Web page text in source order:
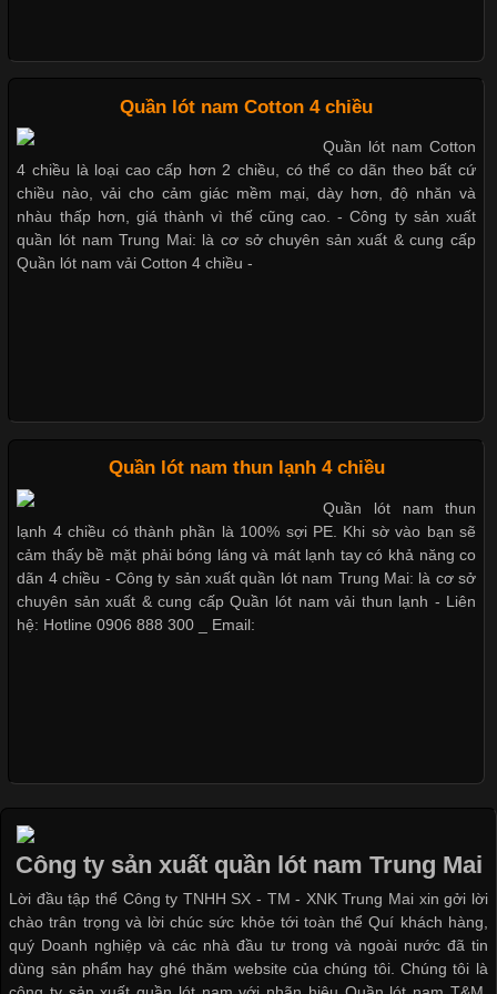
Trong những năm gần đây, vải Bamboo đang trở thành một
trong những chất liệu được yêu thích trong ngành thời trang
nhờ đặc tính mềm mại, thoáng khí và thân thiện với môi trường.
Không chỉ được ứng dụng trong quần áo thường ngày, loại vải
này còn xuất hiện nhiều trong các sản phẩm đồ lót
Vải thun là một trong những chất liệu được sử dụng rộng rãi
nhất trong ngành thời trang nhờ đặc tính co giãn, mềm mại và
thoải mái khi mặc. Từ áo thun, đồ thể thao cho đến đồ lót nam,
vải thun luôn đóng vai trò quan trọng trong quá trình sản xuất.
Hiện nay, nhu cầu tìm kiếm quần lót nam giá
thuộc và được sử dụng phổ biến nhất hiện nay. Không chỉ đa
dạng về màu sắc hay chất liệu, áo thun còn có nhiều form dáng
khác nhau để phù hợp với từng phong cách thời trang và nhu
cầu
Quần lót nam Cotton 4 chiều
Quần lót nam Cotton
4 chiều là loại cao cấp hơn 2 chiều, có thể co dãn theo bất cứ
chiều nào, vải cho cảm giác mềm mại, dày hơn, độ nhăn và
nhàu thấp hơn, giá thành vì thế cũng cao. - Công ty sản xuất
quần lót nam Trung Mai: là cơ sở chuyên sản xuất & cung cấp
Quần lót nam vải Cotton 4 chiều -
Quần lót nam thun lạnh 4 chiều
Quần lót nam thun
lạnh 4 chiều có thành phần là 100% sợi PE. Khi sờ vào bạn sẽ
cảm thấy bề mặt phải bóng láng và mát lạnh tay có khả năng co
dãn 4 chiều - Công ty sản xuất quần lót nam Trung Mai: là cơ sở
chuyên sản xuất & cung cấp Quần lót nam vải thun lạnh - Liên
hệ: Hotline 0906 888 300 _ Email:
Công ty sản xuất quần lót nam Trung Mai
Lời đầu tập thể Công ty TNHH SX - TM - XNK Trung Mai xin gởi lời
chào trân trọng và lời chúc sức khỏe tới toàn thể Quí khách hàng,
quý Doanh nghiệp và các nhà đầu tư trong và ngoài nước đã tin
dùng sản phẩm hay ghé thăm website của chúng tôi. Chúng tôi là